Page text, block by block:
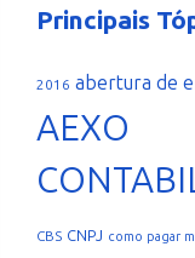
Principais
2016 abertura de
AEXO
CBS CNPJ como pagar